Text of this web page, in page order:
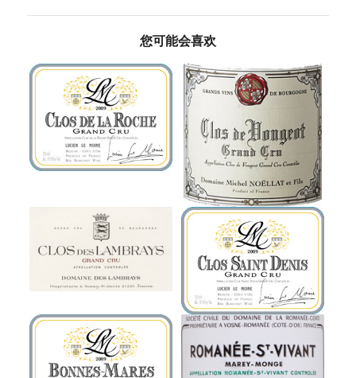
您可能会喜欢